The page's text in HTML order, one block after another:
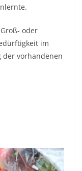
oder
im
der vorhandenen